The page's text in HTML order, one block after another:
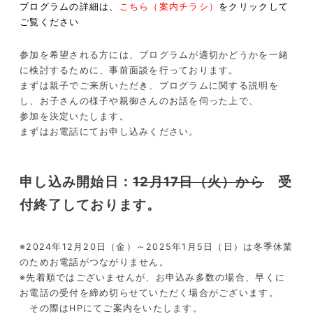
プログラムの詳細は、 こちら（案内チラシ） をクリックして
ご覧ください
参加を希望される方には、プログラムが適切かどうかを一緒
に検討するために、事前面談を行っております。
まずは親子でご来所いただき、プログラムに関する説明を
し、お子さんの様子や親御さんのお話を伺った上で、
参加を決定いたします。
まずはお電話にてお申し込みください。
申し込み開始日：12月17日（火）から受
付終了しております。
※2024年12月20日（金）～2025年1月5日（日）は冬季休業
のためお電話がつながりません。
※先着順ではございませんが、お申込み多数の場合、早くに
お電話の受付を締め切らせていただく場合がございます。
その際はHPにてご案内をいたします。